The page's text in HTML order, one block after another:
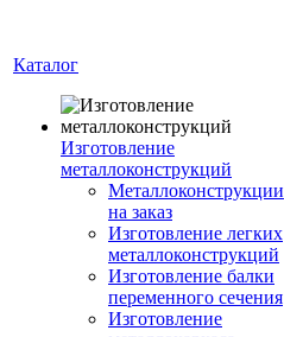
Каталог
Изготовление
металлоконструкций
Металлоконструкции
на заказ
Изготовление легких
металлоконструкций
Изготовление балки
переменного сечения
Изготовление